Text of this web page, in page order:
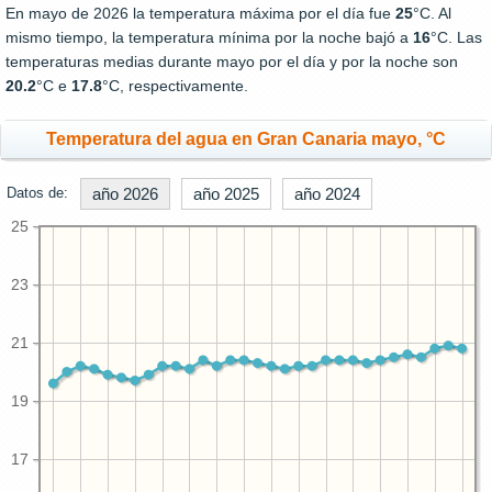
En mayo de 2026 la temperatura máxima por el día fue 25°C. Al
mismo tiempo, la temperatura mínima por la noche bajó a 16°C. Las
temperaturas medias durante mayo por el día y por la noche son
20.2°C e 17.8°C, respectivamente.
Temperatura del agua en Gran Canaria mayo, °C
Datos de: año 2026 año 2025 año 2024
17
19
21
23
25